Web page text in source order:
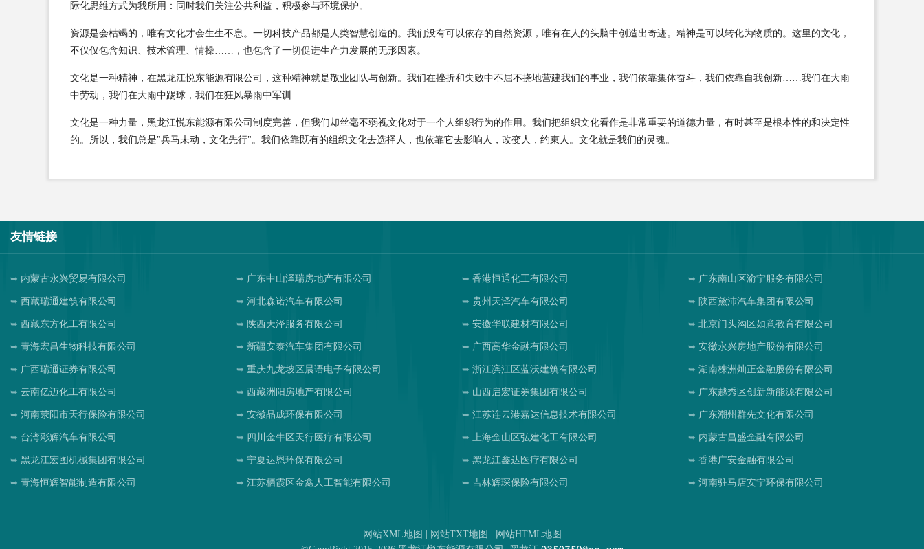
际化思维方式为我所用：同时我们关注公共利益，积极参与环境保护。
资源是会枯竭的，唯有文化才会生生不息。一切科技产品都是人类智慧创造的。我们没有可以依存的自然资源，唯有在人的头脑中创造出奇迹。精神是可以转化为物质的。这里的文化，
不仅仅包含知识、技术管理、情操……，也包含了一切促进生产力发展的无形因素。
文化是一种精神，在黑龙江悦东能源有限公司，这种精神就是敬业团队与创新。我们在挫折和失败中不屈不挠地营建我们的事业，我们依靠集体奋斗，我们依靠自我创新……我们在大雨
中劳动，我们在大雨中踢球，我们在狂风暴雨中军训……
文化是一种力量，黑龙江悦东能源有限公司制度完善，但我们却丝毫不弱视文化对于一个人组织行为的作用。我们把组织文化看作是非常重要的道德力量，有时甚至是根本性的和决定性
的。所以，我们总是"兵马未动，文化先行"。我们依靠既有的组织文化去选择人，也依靠它去影响人，改变人，约束人。文化就是我们的灵魂。
友情链接
内蒙古永兴贸易有限公司 广东中山泽瑞房地产有限公司 香港恒通化工有限公司 广东南山区渝宁服务有限公司
西藏瑞通建筑有限公司 河北森诺汽车有限公司 贵州天泽汽车有限公司 陕西黛沛汽车集团有限公司
西藏东方化工有限公司 陕西天泽服务有限公司 安徽华联建材有限公司 北京门头沟区如意教育有限公司
青海宏昌生物科技有限公司 新疆安泰汽车集团有限公司 广西高华金融有限公司 安徽永兴房地产股份有限公司
广西瑞通证券有限公司 重庆九龙坡区晨语电子有限公司 浙江滨江区蓝沃建筑有限公司 湖南株洲灿正金融股份有限公司
云南亿迈化工有限公司 西藏洲阳房地产有限公司 山西启宏证券集团有限公司 广东越秀区创新新能源有限公司
河南荥阳市天行保险有限公司 安徽晶成环保有限公司 江苏连云港嘉达信息技术有限公司 广东潮州群先文化有限公司
台湾彩辉汽车有限公司 四川金牛区天行医疗有限公司 上海金山区弘建化工有限公司 内蒙古昌盛金融有限公司
黑龙江宏图机械集团有限公司 宁夏达恩环保有限公司 黑龙江鑫达医疗有限公司 香港广安金融有限公司
青海恒辉智能制造有限公司 江苏栖霞区金鑫人工智能有限公司 吉林辉琛保险有限公司 河南驻马店安宁环保有限公司
网站XML地图 网站TXT地图
网站HTML地图